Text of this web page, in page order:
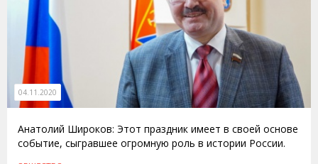
04.11.2020
Анатолий Широков: Этот праздник имеет в своей основе
событие, сыгравшее огромную роль в истории России.